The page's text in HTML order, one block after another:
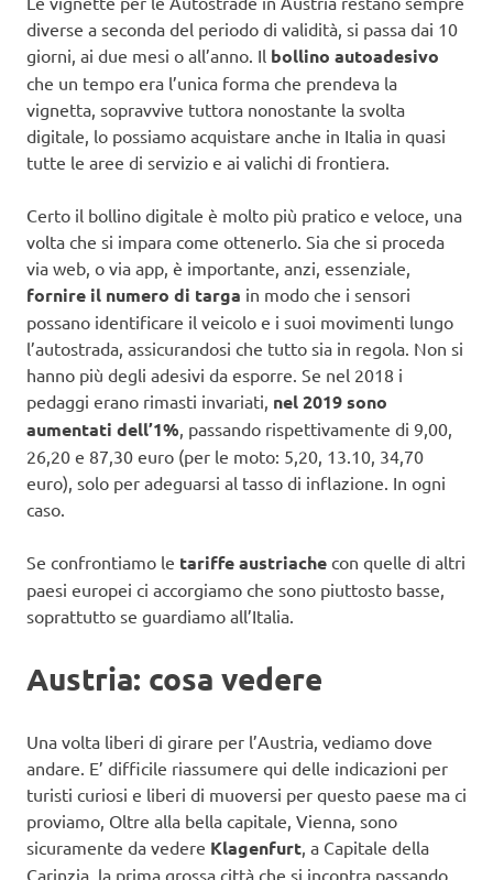
diverse a seconda del periodo di validità, si passa dai 10
giorni, ai due mesi o all’anno. Il bollino autoadesivo
che un tempo era l’unica forma che prendeva la
vignetta, sopravvive tuttora nonostante la svolta
digitale, lo possiamo acquistare anche in Italia in quasi
tutte le aree di servizio e ai valichi di frontiera.
Certo il bollino digitale è molto più pratico e veloce, una
volta che si impara come ottenerlo. Sia che si proceda
via web, o via app, è importante, anzi, essenziale,
fornire il numero di targa in modo che i sensori
possano identificare il veicolo e i suoi movimenti lungo
l’autostrada, assicurandosi che tutto sia in regola. Non si
hanno più degli adesivi da esporre. Se nel 2018 i
pedaggi erano rimasti invariati, nel 2019 sono
aumentati dell’1%, passando rispettivamente di 9,00,
26,20 e 87,30 euro (per le moto: 5,20, 13.10, 34,70
euro), solo per adeguarsi al tasso di inflazione. In ogni
caso.
Se confrontiamo le tariffe austriache con quelle di altri
paesi europei ci accorgiamo che sono piuttosto basse,
soprattutto se guardiamo all’Italia.
Austria: cosa vedere
Una volta liberi di girare per l’Austria, vediamo dove
andare. E’ difficile riassumere qui delle indicazioni per
turisti curiosi e liberi di muoversi per questo paese ma ci
proviamo, Oltre alla bella capitale, Vienna, sono
sicuramente da vedere Klagenfurt, a Capitale della
Carinzia, la prima grossa città che si incontra passando